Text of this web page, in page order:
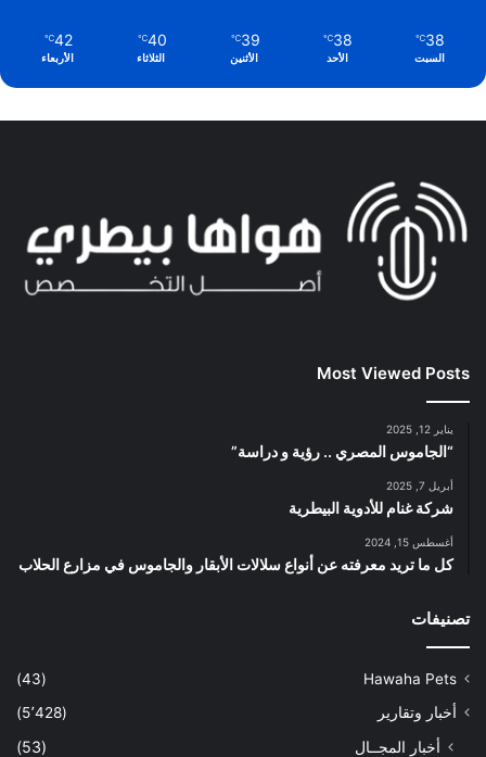
38
℃
السبت
38
℃
الأحد
39
℃
الأثنين
40
℃
الثلاثاء
42
℃
الأربعاء
Most Viewed Posts
يناير 12, 2025
“الجاموس المصري .. رؤية و دراسة”
أبريل 7, 2025
شركة غنام للأدوية البيطرية
أغسطس 15, 2024
كل ما تريد معرفته عن أنواع سلالات الأبقار والجاموس في مزارع الحلاب
تصنيفات
Hawaha Pets
(43)
أخبار وتقارير
(5٬428)
أخبار المجــال
(53)